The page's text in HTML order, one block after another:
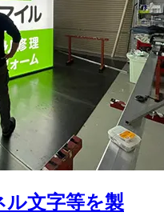
ル文字等を製